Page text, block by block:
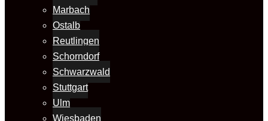
Marbach
Ostalb
Reutlingen
Schorndorf
Schwarzwald
Stuttgart
Ulm
Wiesbaden